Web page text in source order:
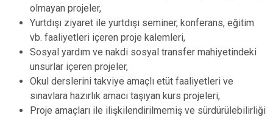
olmayan projeler,
Yurtdışı ziyaret ile yurtdışı seminer, konferans, eğitim
vb. faaliyetleri içeren proje kalemleri,
Sosyal yardım ve nakdi sosyal transfer mahiyetindeki
unsurlar içeren projeler,
Okul derslerini takviye amaçlı etüt faaliyetleri ve
sınavlara hazırlık amacı taşıyan kurs projeleri,
Proje amaçları ile ilişkilendirilmemiş ve sürdürülebilirliği